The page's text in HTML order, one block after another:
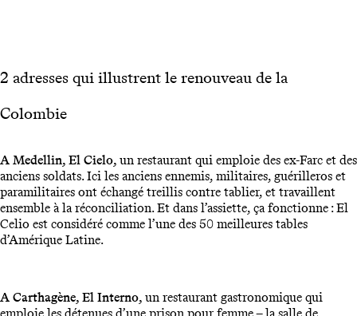
2 adresses qui illustrent le renouveau de la
Colombie
A Medellin, El Cielo, un restaurant qui emploie des ex-Farc et des
anciens soldats. Ici les anciens ennemis, militaires, guérilleros et
paramilitaires ont échangé treillis contre tablier, et travaillent
ensemble à la réconciliation. Et dans l’assiette, ça fonctionne : El
Celio est considéré comme l’une des 50 meilleures tables
d’Amérique Latine.
A Carthagène, El Interno, un restaurant gastronomique qui